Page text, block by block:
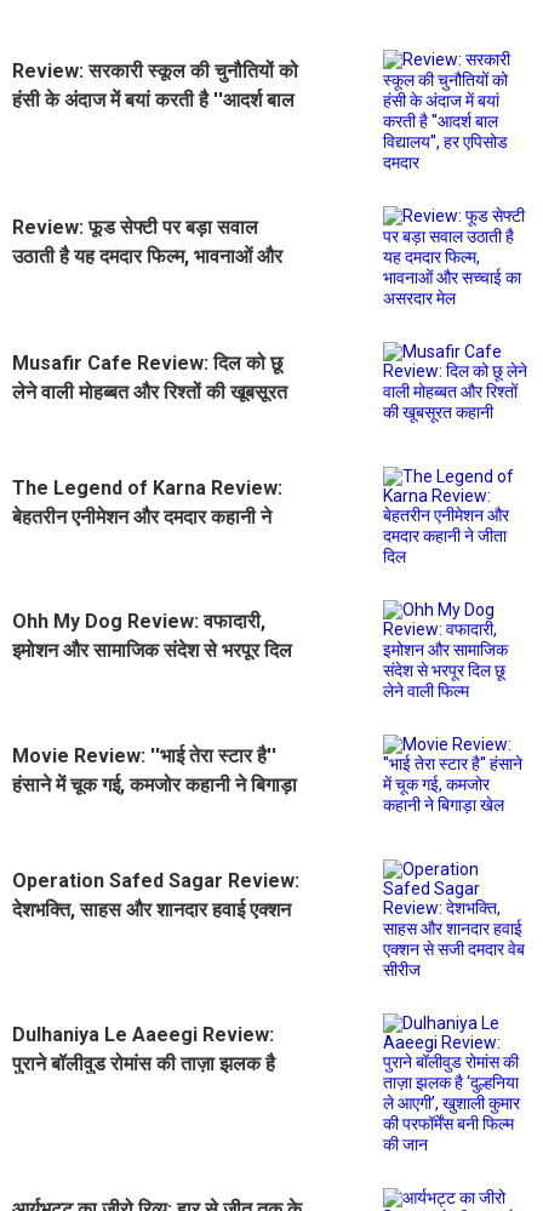
Review: सरकारी स्कूल की चुनौतियों को
हंसी के अंदाज में बयां करती है ''आदर्श बाल
Review: फूड सेफ्टी पर बड़ा सवाल
उठाती है यह दमदार फिल्म, भावनाओं और
Musafir Cafe Review: दिल को छू
लेने वाली मोहब्बत और रिश्तों की खूबसूरत
The Legend of Karna Review:
बेहतरीन एनीमेशन और दमदार कहानी ने
Ohh My Dog Review: वफादारी,
इमोशन और सामाजिक संदेश से भरपूर दिल
Movie Review: ''भाई तेरा स्टार है''
हंसाने में चूक गई, कमजोर कहानी ने बिगाड़ा
Operation Safed Sagar Review:
देशभक्ति, साहस और शानदार हवाई एक्शन
Dulhaniya Le Aaeegi Review:
पुराने बॉलीवुड रोमांस की ताज़ा झलक है